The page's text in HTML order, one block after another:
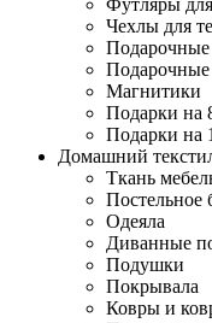
Футляры
Чехлы для
Подарочные
Магнитики
Подарки на
Подарки на
Домашний
Ткань
Постельное
Одеяла
Диванные
Подушки
Покрывала
Ковры и